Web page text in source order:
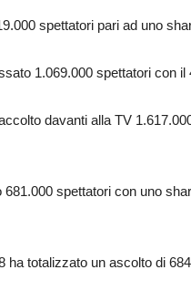
spettatori pari ad uno
1.069.000 spettatori con il
davanti alla TV
spettatori con uno
ha totalizzato un ascolto di